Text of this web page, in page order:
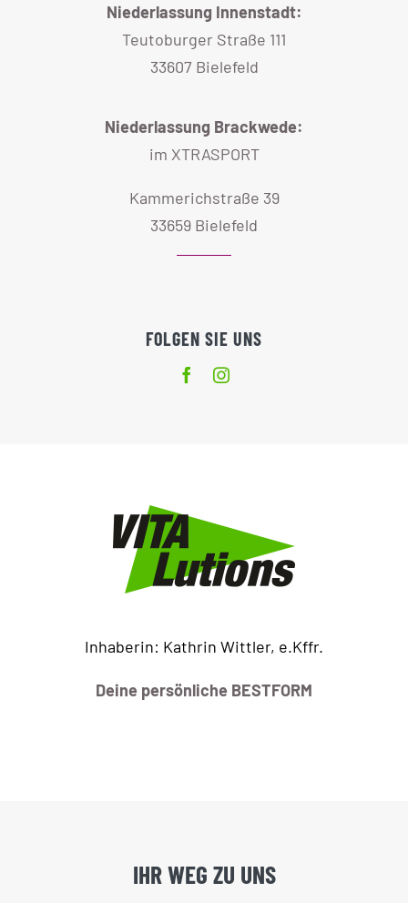
Niederlassung Innenstadt:
Teutoburger Straße 111
33607 Bielefeld
Niederlassung Brackwede:
im XTRASPORT
Kammerichstraße 39
33659 Bielefeld
FOLGEN SIE UNS
Inhaberin: Kathrin Wittler, e.Kffr.
Deine persönliche BESTFORM
IHR WEG ZU UNS